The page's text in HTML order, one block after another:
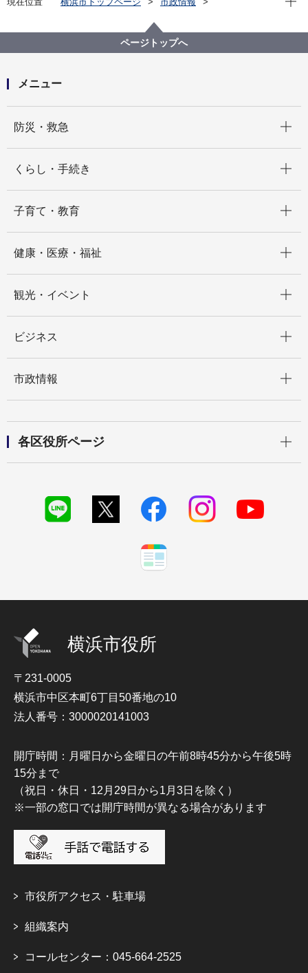
トヨタ自動車株式会社 マリン事業部との覚書の締結
ページトップへ
メニュー
防災・救急
くらし・手続き
子育て・教育
健康・医療・福祉
観光・イベント
ビジネス
市政情報
各区役所ページ
横浜市役所
〒231-0005
横浜市中区本町6丁目50番地の10
法人番号：3000020141003
開庁時間：月曜日から金曜日の午前8時45分から午後5時
15分まで
（祝日・休日・12月29日から1月3日を除く）
※一部の窓口では開庁時間が異なる場合があります
市役所アクセス・駐車場
組織案内
コールセンター：045-664-2525